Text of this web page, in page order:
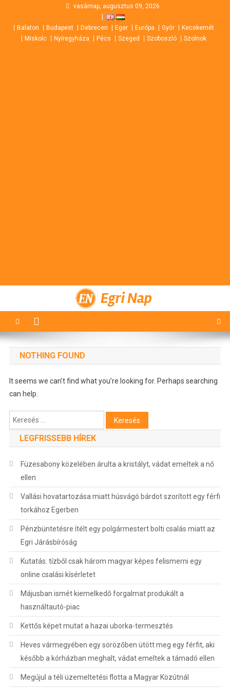
content
vasárnap, augusztus 09, 2026
Balaton Budapest Debrecen Eger Európa Győr
Kecskemét
Miskolc
Nyíregyháza Pécs Szeged Szoboszló Szolnok
Egri Nap
NOTHING FOUND
It seems we can’t find what you’re looking for. Perhaps searching
can help.
Keresés:
LEGFRISSEBB HÍREK
Füzesabony közelében árulta a kristályt, vádat emeltek a nő
ellen
Vallási hovatartozása miatt húsvágó bárdot szorított egy férfi
torkához Egerben
Pénzbüntetésre ítélt egy polgármestert bolti csalás miatt az
Egri Járásbíróság
Kutatás: tízből csak három magyar képes felismerni egy
online csalási kísérletet
Májusban ismét kiemelkedő forgalmat produkált a
használtautó-piac
Kettős képet mutat a hazai uborka-termesztés
Heves vármegyében egy sörözőben ütött meg egy férfit, aki
később a kórházban meghalt, vádat emeltek a támadó ellen
Megújul a téli üzemeltetési flotta a Magyar Közútnál